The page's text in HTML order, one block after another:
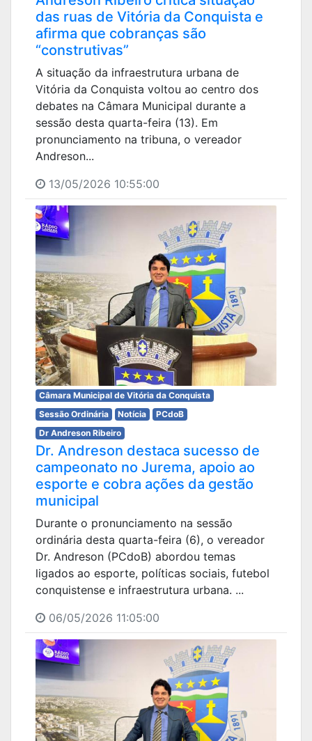
das ruas de Vitória da Conquista e
afirma que cobranças são
“construtivas”
A situação da infraestrutura urbana de
Vitória da Conquista voltou ao centro dos
debates na Câmara Municipal durante a
sessão desta quarta-feira (13). Em
pronunciamento na tribuna, o vereador
Andreson...
13/05/2026 10:55:00
Câmara Municipal de Vitória da Conquista
Sessão Ordinária
Notícia
PCdoB
Dr Andreson Ribeiro
Dr. Andreson destaca sucesso de
campeonato no Jurema, apoio ao
esporte e cobra ações da gestão
municipal
Durante o pronunciamento na sessão
ordinária desta quarta-feira (6), o vereador
Dr. Andreson (PCdoB) abordou temas
ligados ao esporte, políticas sociais, futebol
conquistense e infraestrutura urbana. ...
06/05/2026 11:05:00